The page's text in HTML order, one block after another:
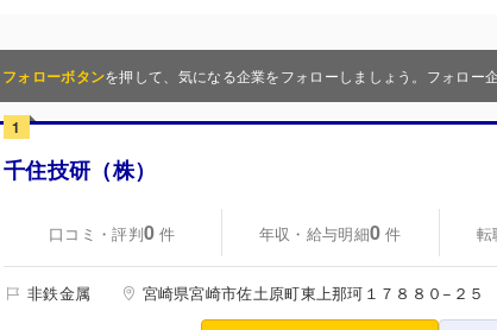
フォローボタンを押して、気になる企業をフォローしましょう。フォロー
1
千住技研（株）
口コミ・評判0 件 年収・給与明細0 件 転
非鉄金属 宮崎県宮崎市佐土原町東上那珂１７８８０−２５